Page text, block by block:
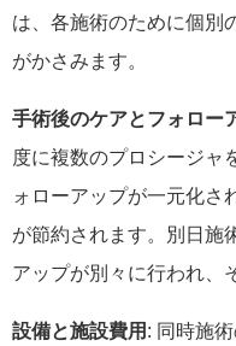
は、各施術のために個別
がかさみます。
手術後のケアとフォロー
度に複数のプロシージャ
ォローアップが一元化さ
が節約されます。別日施
アップが別々に行われ、
設備と施設費用 : 同時施